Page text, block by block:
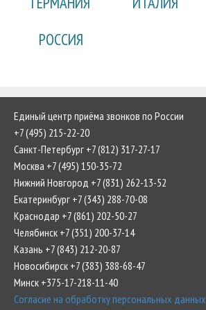
РОССИЯ
Единый центр приёма звонков по России
+7 (495) 215-22-20
Санкт-Петербург +7 (812) 317-27-17
Москва +7 (495) 150-35-72
Нижний Новгород +7 (831) 262-13-52
Екатеринбург +7 (343) 288-70-08
Краснодар +7 (861) 202-50-27
Челябинск +7 (351) 200-37-14
Казань +7 (843) 212-20-87
Новосибирск +7 (383) 388-68-47
Минск +375-17-218-11-40
Согласие на обработку персональных данных